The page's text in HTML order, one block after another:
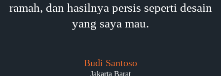
ramah, dan hasilnya persis seperti desain
yang saya mau.
Budi Santoso
Jakarta Barat